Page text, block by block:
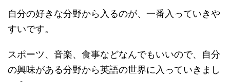
自分の好きな分野から入るのが、一番入っていきや
すいです。
スポーツ、音楽、食事などなんでもいいので、自分
の興味がある分野から英語の世界に入っていきまし